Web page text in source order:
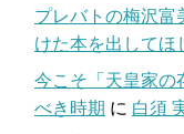
プレバトの梅沢富
けた本を出してほ
今こそ「天皇家の
べき時期 に 白須